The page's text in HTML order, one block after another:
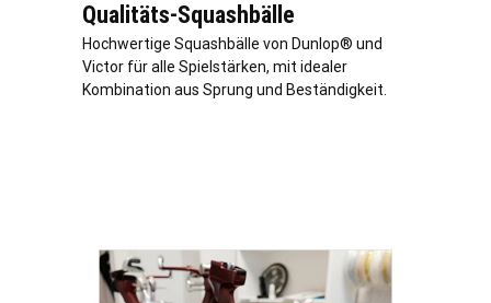
Qualitäts-Squashbälle
Hochwertige Squashbälle von Dunlop® und
Victor für alle Spielstärken, mit idealer
Kombination aus Sprung und Beständigkeit.